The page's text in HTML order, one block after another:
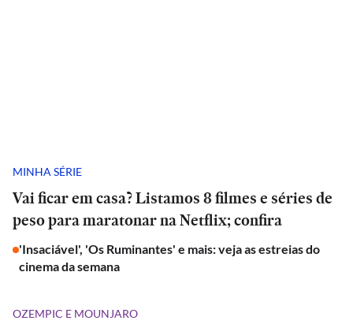
MINHA SÉRIE
Vai ficar em casa? Listamos 8 filmes e séries de
peso para maratonar na Netflix; confira
'Insaciável', 'Os Ruminantes' e mais: veja as estreias do
cinema da semana
OZEMPIC E MOUNJARO